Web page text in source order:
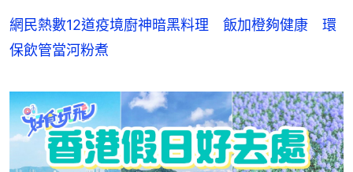
網民熱數12道疫境廚神暗黑料理 飯加橙夠健康 環
保飲管當河粉煮